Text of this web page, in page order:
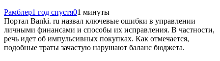
Рамблер1 год спустя01 минуты
Портал Banki. ru назвал ключевые ошибки в управлении
личными финансами и способы их исправления. В частности,
речь идет об импульсивных покупках. Как отмечается,
подобные траты зачастую нарушают баланс бюджета.